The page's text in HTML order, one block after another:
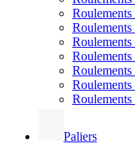
Roulements
Roulements
Roulements
Roulements
Paliers